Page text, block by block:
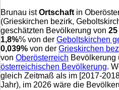
Brunau istOrtschaft in
(Grieskirchen bezirk,
geschätzten Bevölkerung von 25
1,8%% von der Geboltskirchen
0,039% von der Grieskirchen
von Oberösterreich Bevölkerung
österreichischen Bevölkerung.
gleich Zeitmaß als im [2017-
Jahr), im 2026 wäre die